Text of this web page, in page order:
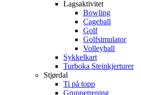
Lagsaktivitet
Bowling
Cageball
Golf
Golfsimulator
Volleyball
Sykkelkart
Turboka Steinkjerturer
Stjørdal
Ti på topp
Gruppetrening